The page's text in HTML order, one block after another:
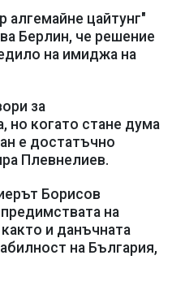
алгемайне цайтунг"
Берлин, че решение
на имиджа на
за
но когато стане дума
е достатъчно
Плевнелиев.
Борисов
на
и данъчната
на България,